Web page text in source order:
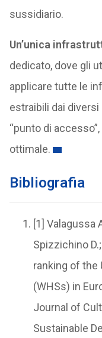
sussidiario.
Un’unica
dedicato, dove gli
applicare tutte le
estraibili dai
“punto di
ottimale.
Bibliografia
[1] Valagussa
Spizzichino
ranking of the
(WHSs) in
Journal of
Sustainable